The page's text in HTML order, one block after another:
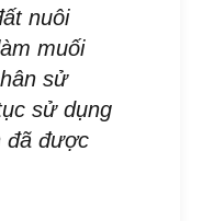
nuôi
muối
sử
sử dụng
đã được